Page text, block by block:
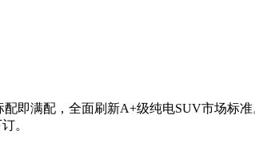
即满配，全面刷新A+级纯电SUV市场标
。